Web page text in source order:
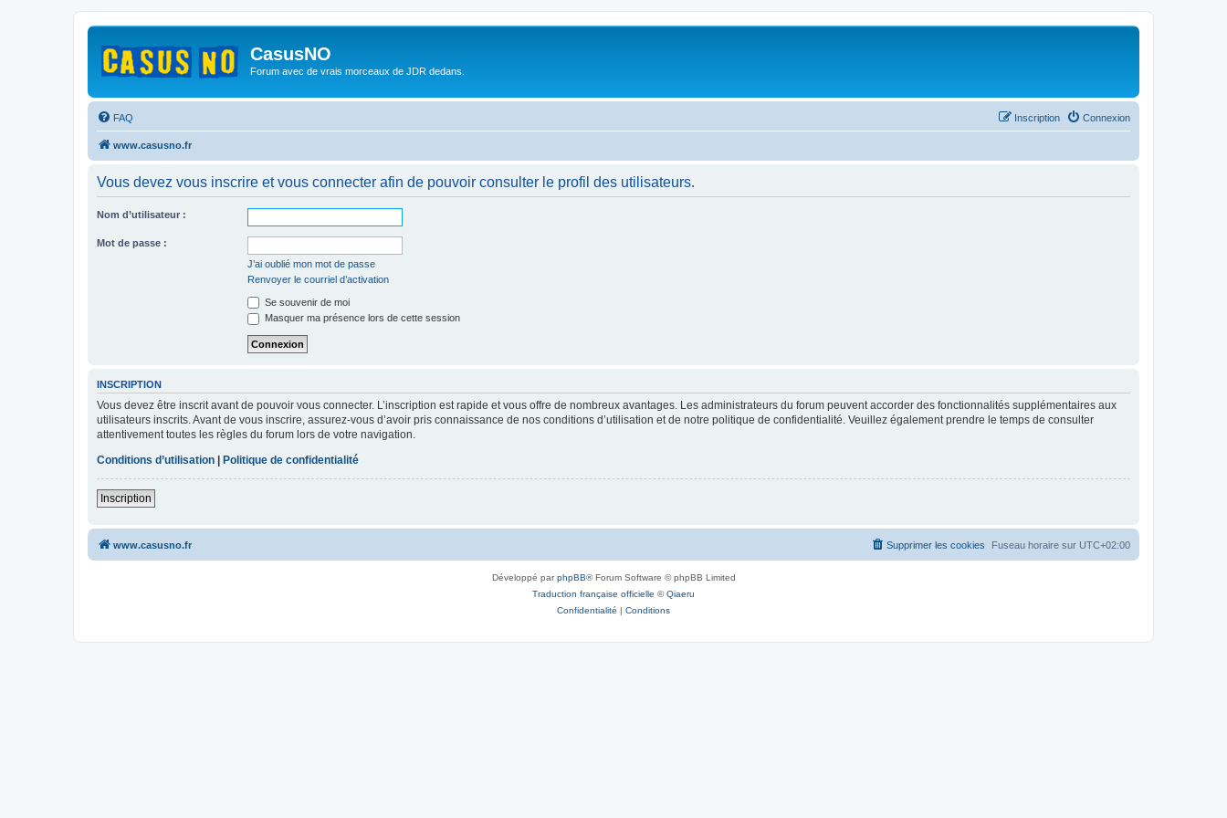
CasusNO
Forum avec de vrais morceaux de JDR dedans.
FAQ Connexion
Inscription
www.casusno.fr
Vous devez vous inscrire et vous connecter afin de pouvoir consulter le profil des utilisateurs.
Nom d’utilisateur :
Mot de passe :
J’ai oublié mon mot de passe
Renvoyer le courriel d’activation
Se souvenir de moi
Masquer ma présence lors de cette session
INSCRIPTION
Vous devez être inscrit avant de pouvoir vous connecter. L’inscription est rapide et vous offre de nombreux avantages. Les administrateurs du forum peuvent accorder des fonctionnalités supplémentaires aux
utilisateurs inscrits. Avant de vous inscrire, assurez-vous d’avoir pris connaissance de nos conditions d’utilisation et de notre politique de confidentialité. Veuillez également prendre le temps de consulter
attentivement toutes les règles du forum lors de votre navigation.
Conditions d’utilisation
Politique de confidentialité
Inscription
www.casusno.fr Fuseau horaire sur UTC+02:00
Supprimer les cookies
Développé parphpBB® Forum Software © phpBB Limited
Traduction française officielle ©Qiaeru
Confidentialité | Conditions